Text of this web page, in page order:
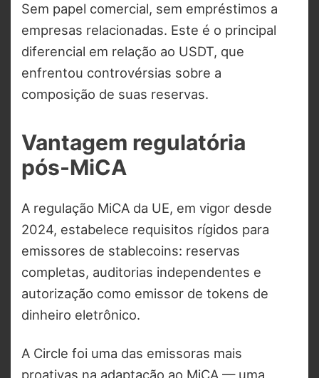
Sem papel comercial, sem empréstimos a
empresas relacionadas. Este é o principal
diferencial em relação ao USDT, que
enfrentou controvérsias sobre a
composição de suas reservas.
Vantagem regulatória
pós-MiCA
A regulação MiCA da UE, em vigor desde
2024, estabelece requisitos rígidos para
emissores de stablecoins: reservas
completas, auditorias independentes e
autorização como emissor de tokens de
dinheiro eletrônico.
A Circle foi uma das emissoras mais
proativas na adaptação ao MiCA — uma